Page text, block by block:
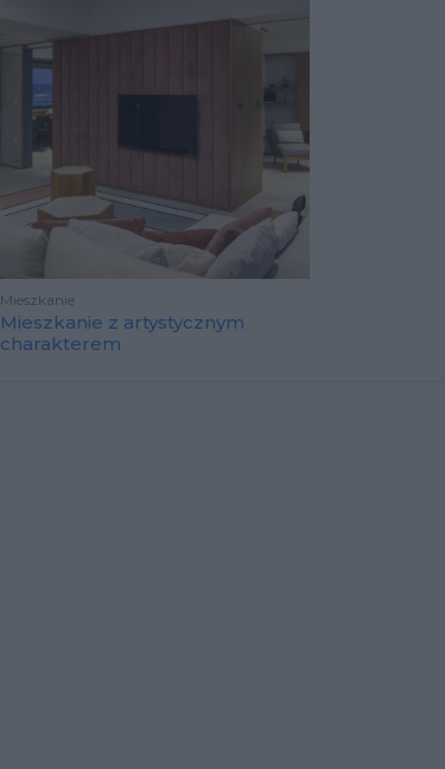
Mieszkanie
Mieszkanie z artystycznym
charakterem